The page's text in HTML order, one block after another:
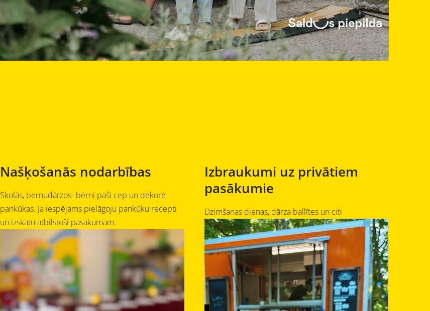
Našķošanās nodarbības
Skolās, bernudārzos- bērni paši cep un dekorē
pankūkas. Ja iespējams pielāgoju pankūku recepti
un izskatu atbilstoši pasākumam.
Izbraukumi uz privātiem
pasākumie
Dzimšanas dienas, dārza ballītes un citi